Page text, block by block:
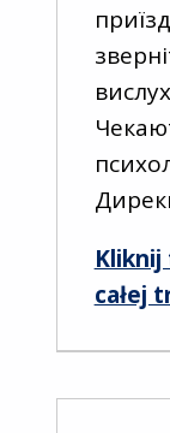
Kliknij
całej